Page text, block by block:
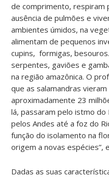
de comprimento, respiram
ausência de pulmões e
ambientes úmidos, na
alimentam de pequenos
cupins, formigas,
serpentes, gaviões e
na região amazônica. O
que as salamandras
aproximadamente 23
lá, passaram pelo istmo do
pelos Andes até a foz do
função do isolamento na
origem a novas espécies”,
Dadas as suas